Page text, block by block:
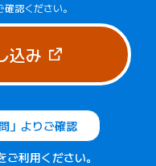
確認ください。
込み（新しいタブで
」よりご確認
利用ください。